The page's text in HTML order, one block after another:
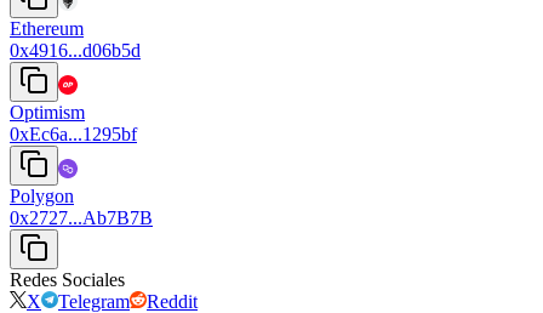
Ethereum
0x4916...d06b5d
Optimism
0xEc6a...1295bf
Polygon
0x2727...Ab7B7B
Redes Sociales
X
Telegram Reddit